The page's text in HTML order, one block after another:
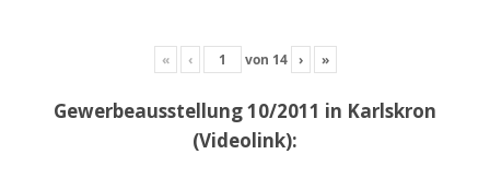
« ‹ von 14 › »
Gewerbeausstellung 10/2011 in Karlskron
(Videolink):